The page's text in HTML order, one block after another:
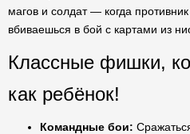
магов и солдат — когда
вбиваешься в бой с картами из
Классные фишки,
как ребёнок!
Командные бои: